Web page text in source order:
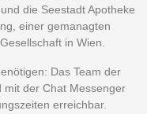
die Seestadt Apotheke
einer gemanagten
in Wien.
Das Team der
mit der Chat Messenger
erreichbar.